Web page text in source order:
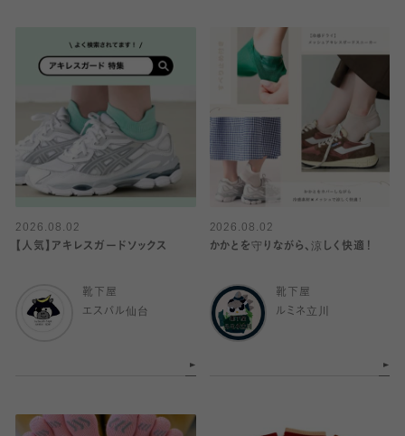
2026.08.02
【人気】アキレスガードソックス
靴下屋
エスパル仙台
2026.08.02
かかとを守りながら、涼しく快適！
靴下屋
ルミネ立川